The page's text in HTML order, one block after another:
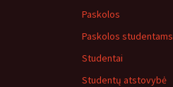
Paskolos
Paskolos studentams
Studentai
Studentų atstovybė